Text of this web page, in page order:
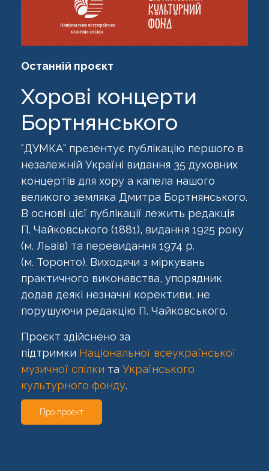
Останній проєкт
Хорові концерти
Бортнянського
"ДУМКА" презентує публікацію першого в
незалежній Україні видання 35 духовних
концертів для хору а капела нашого
великого земляка Дмитра Бортнянського.
В основі цієї публікації лежить редакція
П. Чайковського (1881), видання 1925 року
(м. Львів) та перевидання 1974 р.
(м. Торонто). Виходячи з міркувань
практичного виконавства, упорядник
додав деякі незначні корективи, не
порушуючи редакцію П. Чайковського.
Проєкт здійснено за
підтримки Національної всеукраїнської
музичної спілки та Українського
культурного фонду.
Про проєкт